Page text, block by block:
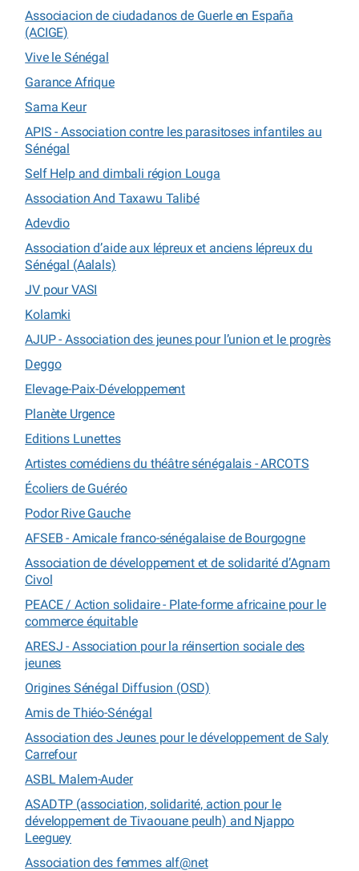
Associacion de ciudadanos de Guerle en España
(ACIGE)
Vive le Sénégal
Garance Afrique
Sama Keur
APIS - Association contre les parasitoses infantiles au
Sénégal
Self Help and dimbali région Louga
Association And Taxawu Talibé
Adevdio
Association d’aide aux lépreux et anciens lépreux du
Sénégal (Aalals)
JV pour VASI
Kolamki
AJUP - Association des jeunes pour l’union et le progrès
Deggo
Elevage-Paix-Développement
Planète Urgence
Editions Lunettes
Artistes comédiens du théâtre sénégalais - ARCOTS
Écoliers de Guéréo
Podor Rive Gauche
AFSEB - Amicale franco-sénégalaise de Bourgogne
Association de développement et de solidarité d’Agnam
Civol
PEACE / Action solidaire - Plate-forme africaine pour le
commerce équitable
ARESJ - Association pour la réinsertion sociale des
jeunes
Origines Sénégal Diffusion (OSD)
Amis de Thiéo-Sénégal
Association des Jeunes pour le développement de Saly
Carrefour
ASBL Malem-Auder
ASADTP (association, solidarité, action pour le
développement de Tivaouane peulh) and Njappo
Leeguey
Association des femmes alf@net